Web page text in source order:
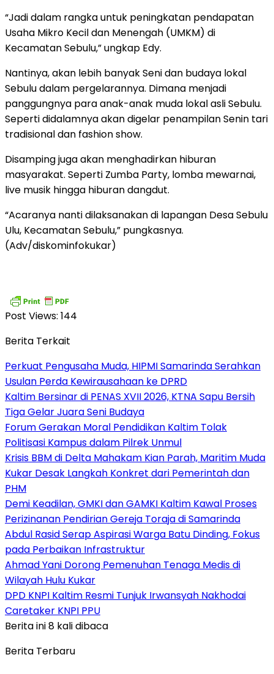
“Jadi dalam rangka untuk peningkatan pendapatan
Usaha Mikro Kecil dan Menengah (UMKM) di
Kecamatan Sebulu,” ungkap Edy.
Nantinya, akan lebih banyak Seni dan budaya lokal
Sebulu dalam pergelarannya. Dimana menjadi
panggungnya para anak-anak muda lokal asli Sebulu.
Seperti didalamnya akan digelar penampilan Senin tari
tradisional dan fashion show.
Disamping juga akan menghadirkan hiburan
masyarakat. Seperti Zumba Party, lomba mewarnai,
live musik hingga hiburan dangdut.
“Acaranya nanti dilaksanakan di lapangan Desa Sebulu
Ulu, Kecamatan Sebulu,” pungkasnya.
(Adv/diskominfokukar)
Post Views: 144
Berita Terkait
Perkuat Pengusaha Muda, HIPMI Samarinda Serahkan
Usulan Perda Kewirausahaan ke DPRD
Kaltim Bersinar di PENAS XVII 2026, KTNA Sapu Bersih
Tiga Gelar Juara Seni Budaya
Forum Gerakan Moral Pendidikan Kaltim Tolak
Politisasi Kampus dalam Pilrek Unmul
Krisis BBM di Delta Mahakam Kian Parah, Maritim Muda
Kukar Desak Langkah Konkret dari Pemerintah dan
PHM
Demi Keadilan, GMKI dan GAMKI Kaltim Kawal Proses
Perizinanan Pendirian Gereja Toraja di Samarinda
Abdul Rasid Serap Aspirasi Warga Batu Dinding, Fokus
pada Perbaikan Infrastruktur
Ahmad Yani Dorong Pemenuhan Tenaga Medis di
Wilayah Hulu Kukar
DPD KNPI Kaltim Resmi Tunjuk Irwansyah Nakhodai
Caretaker KNPI PPU
Berita ini 8 kali dibaca
Berita Terbaru